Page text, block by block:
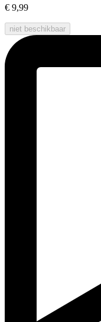
€ 9,99
niet beschikbaar